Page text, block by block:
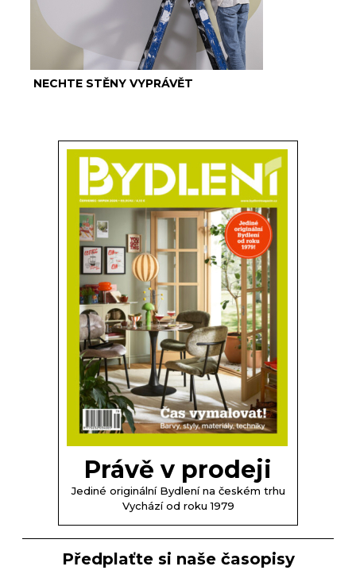
NECHTE STĚNY VYPRÁVĚT
Právě v prodeji
Jediné originální Bydlení na českém trhu
Vychází od roku 1979
Předplaťte si naše časopisy